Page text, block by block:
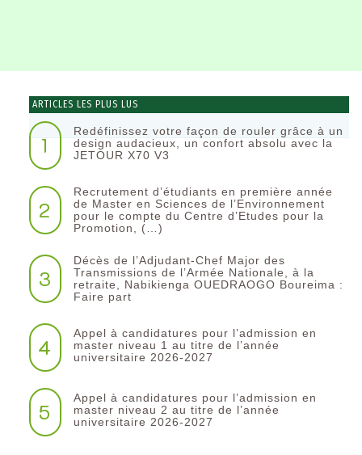
ARTICLES LES PLUS LUS
1
Redéfinissez votre façon de rouler grâce à un
design audacieux, un confort absolu avec la
JETOUR X70 V3
2
Recrutement d’étudiants en première année
de Master en Sciences de l’Environnement
pour le compte du Centre d’Etudes pour la
Promotion, (…)
3
Décès de l’Adjudant-Chef Major des
Transmissions de l’Armée Nationale, à la
retraite, Nabikienga OUEDRAOGO Boureima :
Faire part
4
Appel à candidatures pour l’admission en
master niveau 1 au titre de l’année
universitaire 2026-2027
5
Appel à candidatures pour l’admission en
master niveau 2 au titre de l’année
universitaire 2026-2027